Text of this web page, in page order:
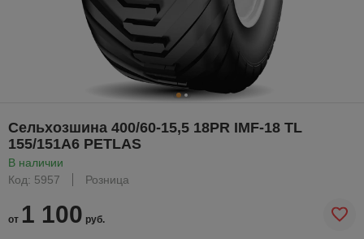
Сельхозшина 400/60-15,5 18PR IMF-18 TL
155/151A6 PETLAS
В наличии
Код: 5957
Розница
от 1 100 руб.